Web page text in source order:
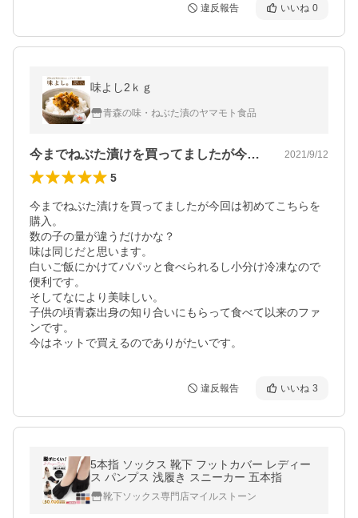
違反報告 いいね 0
味よし2ｋｇ
青森の味・ねぶた漬のヤマモト食品
今までねぶた漬けを買ってましたが今回は… 2021/9/12
5
今までねぶた漬けを買ってましたが今回は初めてこちらを
購入。
数の子の量が違うだけかな？
味は同じだと思います。
白いご飯にかけてパパッと食べられるし小分け冷凍なので
便利です。
そしてなにより美味しい。
子供の頃青森出身の知り合いにもらって食べて以来のファ
ンです。
今はネットで買えるのでありがたいです。
違反報告 いいね 3
5本指 ソックス 靴下 フットカバー レディー
ス パンプス 浅履き スニーカー 五本指
靴下ソックス専門店マイルストーン